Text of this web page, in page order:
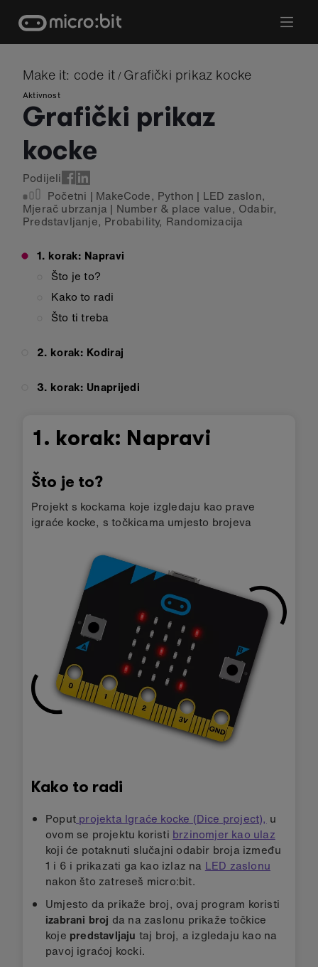
content
Make it: code it / Grafički prikaz kocke
Aktivnost
Grafički prikaz
kocke
Podijeli
Početni | MakeCode, Python | LED zaslon,
Mjerač ubrzanja | Number & place value, Odabir,
Predstavljanje, Probability, Randomizacija
1. korak: Napravi
Što je to?
Kako to radi
Što ti treba
2. korak: Kodiraj
3. korak: Unaprijedi
1. korak: Napravi
Što je to?
Projekt s kockama koje izgledaju kao prave
igraće kocke, s točkicama umjesto brojeva
Kako to radi
Poput projekta Igraće kocke (Dice project), u
ovom se projektu koristi brzinomjer kao ulaz
koji će potaknuti slučajni odabir broja između
1 i 6 i prikazati ga kao izlaz na LED zaslonu
nakon što zatreseš micro:bit.
Umjesto da prikaže broj, ovaj program koristi
izabrani broj da na zaslonu prikaže točkice
koje predstavljaju taj broj, a izgledaju kao na
pavoj igraćoj kocki.